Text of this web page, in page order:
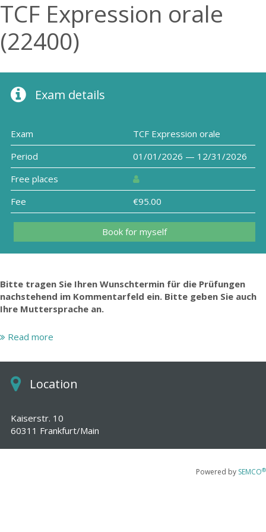
TCF Expression orale
(22400)
Exam details
Exam
TCF Expression orale
Period
01/01/2026 — 12/31/2026
Free places
Fee
€95.00
Book for myself
Bitte tragen Sie Ihren Wunschtermin für die Prüfungen
nachstehend im Kommentarfeld ein. Bitte geben Sie auch
Ihre Muttersprache an.
Wir bitten um Beachtung: Zwischen dem 01.08. und
Ihnen in Verbindung, um den Prüfungstermin in Absprache
Read more
Location
Kaiserstr. 10
60311 Frankfurt/Main
Powered by SEMCO®